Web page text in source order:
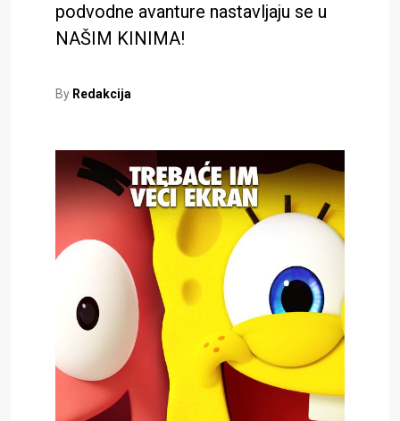
podvodne avanture nastavljaju se u
NAŠIM KINIMA!
By Redakcija